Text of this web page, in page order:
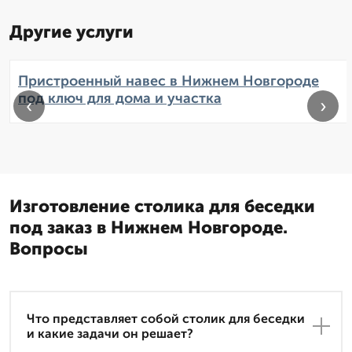
Другие услуги
Пристроенный навес в Нижнем Новгороде
под ключ для дома и участка
‹ ›
Изготовление столика для беседки
под заказ в Нижнем Новгороде.
Вопросы
Что представляет собой столик для беседки
и какие задачи он решает?